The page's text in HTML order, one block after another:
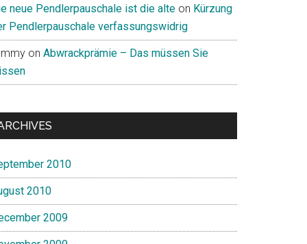
neue Pendlerpauschale ist die alte on Kürzung
Pendlerpauschale verfassungswidrig
on Abwrackprämie – Das müssen Sie
2010
2010
2009